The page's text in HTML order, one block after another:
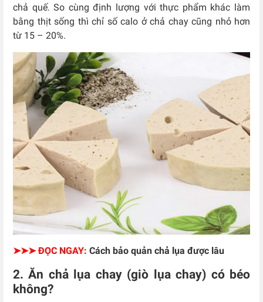
chả quế. So cùng định lượng với thực phẩm khác làm
bằng thịt sống thì chỉ số calo ở chả chay cũng nhỏ hơn
từ 15 – 20%.
➤➤➤ ĐỌC NGAY: Cách bảo quản chả lụa được lâu
2. Ăn chả lụa chay (giò lụa chay) có béo
không?